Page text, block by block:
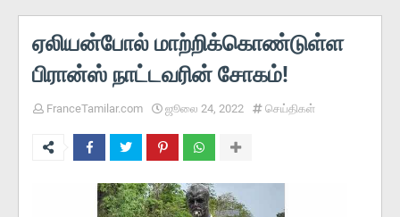
ஏலியன்போல் மாற்றிக்கொண்டுள்ள
பிரான்ஸ் நாட்டவரின் சோகம்!
FranceTamilar.com ஜூலை 24, 2022 செய்திகள்